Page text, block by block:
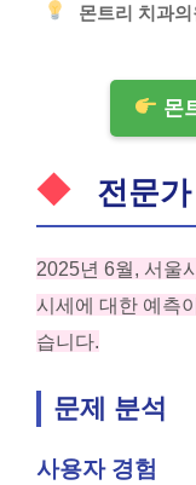
몬트리 치과
몬
전문
2025년 6월, 서울
시세에 대한 예측
습니다.
문제 분석
사용자 경험